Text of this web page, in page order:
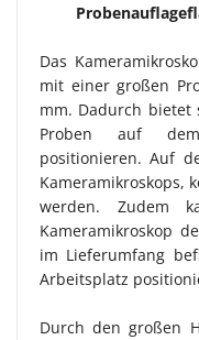
Das
mit einer großen
mm. Dadurch bietet
Proben auf
positionieren. Auf
Kameramikroskops,
werden. Zudem
Kameramikroskop
im Lieferumfang
Arbeitsplatz
Durch den großen